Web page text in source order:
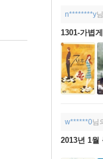
n********y
1301-가볍
w******0님
2013년 1월